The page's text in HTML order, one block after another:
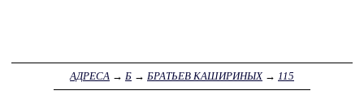
АДРЕСА → Б → БРАТЬЕВ КАШИРИНЫХ→ 115